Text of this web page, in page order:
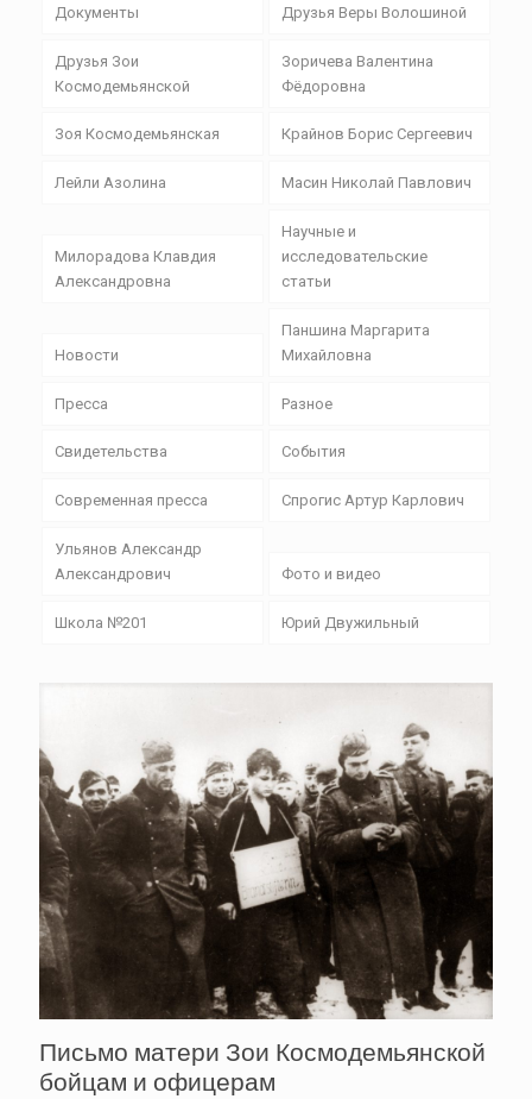
Документы Друзья Веры Волошиной
Друзья Зои
Космодемьянской
Зоричева Валентина
Фёдоровна
Зоя Космодемьянская Крайнов Борис Сергеевич
Лейли Азолина Масин Николай Павлович
Милорадова Клавдия
Александровна
Научные и
исследовательские
статьи
Новости
Паншина Маргарита
Михайловна
Пресса Разное
Свидетельства События
Современная пресса Спрогис Артур Карлович
Ульянов Александр
Александрович
Фото и видео
Школа №201 Юрий Двужильный
Письмо матери Зои Космодемьянской
бойцам и офицерам